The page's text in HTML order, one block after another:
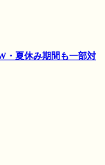
・夏休み期間も一部対